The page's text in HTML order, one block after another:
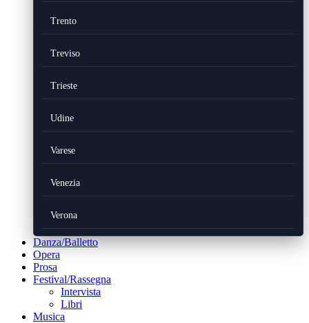
Trento
Treviso
Trieste
Udine
Varese
Venezia
Verona
Danza/Balletto
Opera
Prosa
Festival/Rassegna
Intervista
Libri
Musica